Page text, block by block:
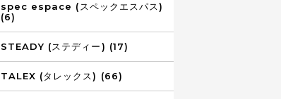
spec espace (スペックエスパス)
(6)
STEADY (ステディー) (17)
TALEX (タレックス) (66)